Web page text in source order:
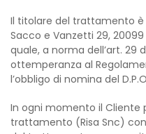
Il titolare del trattamento è
Sacco e Vanzetti 29,
quale, a norma dell’art. 29
ottemperanza al
l’obbligo di nomina del
In ogni momento il Cliente
trattamento (Risa Snc)